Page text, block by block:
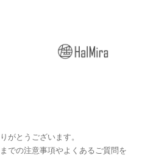
がとうございます。
での注意事項やよくあるご質問を